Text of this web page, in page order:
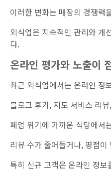
이러한 변화는 매장의 경쟁력
외식업은 지속적인 관리와 개
다.
온라인 평가와 노출이
최근 외식업에서는 온라인 정
블로그 후기, 지도 서비스 리
폐업 위기에 가까운 식당에서
리뷰 수가 줄어들거나, 평점
특히 신규 고객은 온라인 정